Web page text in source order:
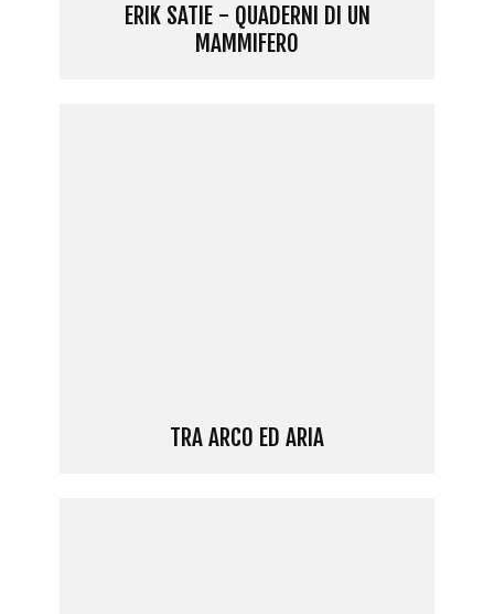
ERIK SATIE - QUADERNI DI UN
MAMMIFERO
TRA ARCO ED ARIA